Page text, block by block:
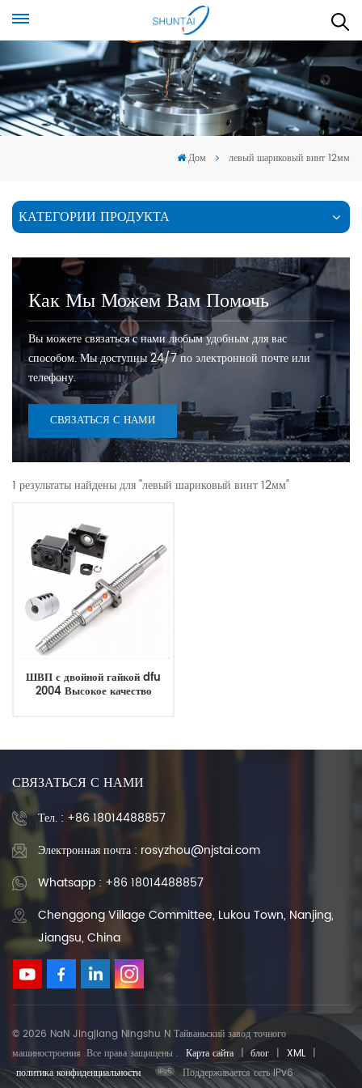
Дом левый шариковый винт 12мм
КАТЕГОРИИ ПРОДУКТА
Как Мы Можем Вам Помочь
Вы можете связаться с нами любым удобным для вас
способом. Мы доступны 24/7 по электронной почте или
телефону.
СВЯЗАТЬСЯ С НАМИ
1 результаты найдены для "левый шариковый винт 12мм"
ШВП с двойной гайкой dfu
2004 Высокое качество
СВЯЗАТЬСЯ С НАМИ
Тел. : +86 18014488857
Электронная почта : rosyzhou@njstai.com
Whatsapp : +86 18014488857
Chenggong Village Committee, Lukou Town, Nanjing,
Jiangsu, China
© 2026 NaN Jingjiang Ningshu N Тайваньский завод точного
машиностроения .Все права защищены . Карта сайта | блог | XML |
политика конфиденциальности
Поддерживается сеть IPv6